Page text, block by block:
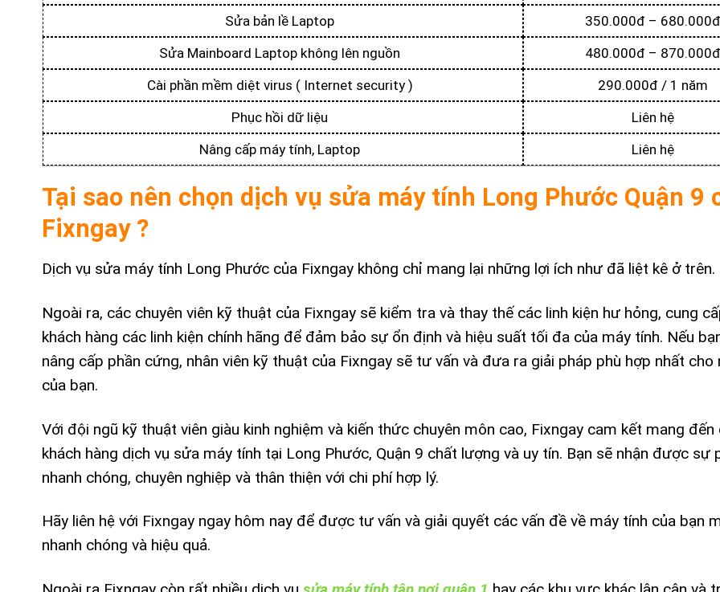
Sửa bản lề Laptop
350.000đ – 680.000đ
Sửa Mainboard Laptop không lên nguồn
480.000đ – 870.000đ
Cài phần mềm diệt virus ( Internet security )
290.000đ / 1 năm
Phục hồi dữ liệu
Liên hệ
Nâng cấp máy tính, Laptop
Liên hệ
Tại sao nên chọn dịch vụ sửa máy tính Long Phước Quận 9
Fixngay ?
Dịch vụ sửa máy tính Long Phước của Fixngay không chỉ mang lại những lợi ích như đã liệt kê ở trên.
Ngoài ra, các chuyên viên kỹ thuật của Fixngay sẽ kiểm tra và thay thế các linh kiện hư hỏng, cung
khách hàng các linh kiện chính hãng để đảm bảo sự ổn định và hiệu suất tối đa của máy tính. Nếu
nâng cấp phần cứng, nhân viên kỹ thuật của Fixngay sẽ tư vấn và đưa ra giải pháp phù hợp nhất cho
của bạn.
Với đội ngũ kỹ thuật viên giàu kinh nghiệm và kiến thức chuyên môn cao, Fixngay cam kết mang đến
khách hàng dịch vụ sửa máy tính tại Long Phước, Quận 9 chất lượng và uy tín. Bạn sẽ nhận được sự
nhanh chóng, chuyên nghiệp và thân thiện với chi phí hợp lý.
Hãy liên hệ với Fixngay ngay hôm nay để được tư vấn và giải quyết các vấn đề về máy tính của bạn
nhanh chóng và hiệu quả.